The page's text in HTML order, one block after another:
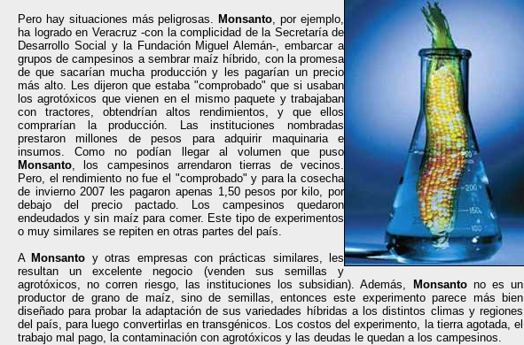
Pero hay situaciones más peligrosas. Monsanto, por ejemplo,
ha logrado en Veracruz -con la complicidad de la Secretaría de
Desarrollo Social y la Fundación Miguel Alemán-, embarcar a
grupos de campesinos a sembrar maíz híbrido, con la promesa
de que sacarían mucha producción y les pagarían un precio
más alto. Les dijeron que estaba "comprobado" que si usaban
los agrotóxicos que vienen en el mismo paquete y trabajaban
con tractores, obtendrían altos rendimientos, y que ellos
comprarían la producción. Las instituciones nombradas
prestaron millones de pesos para adquirir maquinaria e
insumos. Como no podían llegar al volumen que puso
Monsanto, los campesinos arrendaron tierras de vecinos.
Pero, el rendimiento no fue el "comprobado" y para la cosecha
de invierno 2007 les pagaron apenas 1,50 pesos por kilo, por
debajo del precio pactado. Los campesinos quedaron
endeudados y sin maíz para comer. Este tipo de experimentos
o muy similares se repiten en otras partes del país.
A Monsanto y otras empresas con prácticas similares, les
resultan un excelente negocio (venden sus semillas y
agrotóxicos, no corren riesgo, las instituciones los subsidian). Además,
Monsantono es un
productor de grano de maíz, sino de semillas, entonces este experimento parece más bien
diseñado para probar la adaptación de sus variedades híbridas a los distintos climas y regiones
del país, para luego convertirlas en transgénicos. Los costos del experimento, la tierra agotada, el
trabajo mal pago, la contaminación con agrotóxicos y las deudas le quedan a los campesinos.